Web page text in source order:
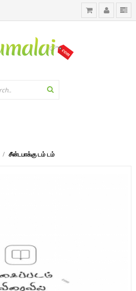
சீன்டபாக்கு டம் டம்